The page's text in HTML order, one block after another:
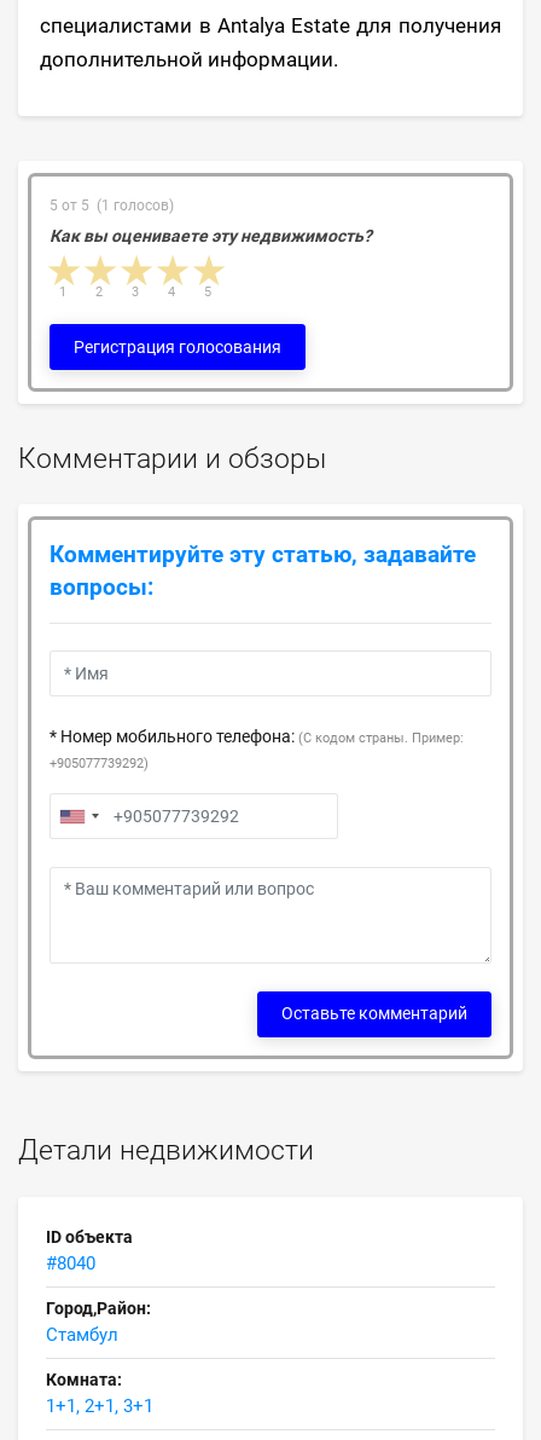
Детали недвижимости
ID объекта
#8040
Город,Район:
Стамбул
Комната:
1+1, 2+1, 3+1
специалистами в Antalya Estate для получения
дополнительной информации.
5 от 5 (1 голосов)
Как вы оцениваете эту недвижимость?
4 stars
3 stars
2 stars
1 star 5
4
3
2
1
Регистрация голосования
Комментарии и обзоры
Комментируйте эту статью, задавайте
вопросы:
* Номер мобильного телефона: (С кодом страны. Пример:
+905077739292)
Оставьте комментарий